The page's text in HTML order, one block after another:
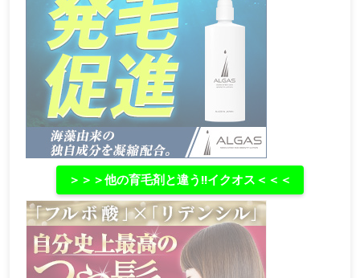
＞＞＞他の育毛剤と違う‼イクオス＜＜＜